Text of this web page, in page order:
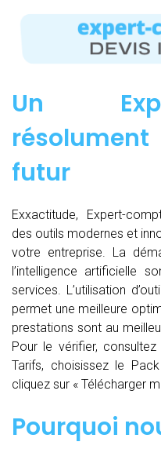
Un
futur
Exxactitude, Expert-
des outils modernes et
votre entreprise. La
l’intelligence artificielle
services. L’utilisation
permet une meilleure
prestations sont au
Pour le vérifier, consultez
Tarifs, choisissez le
cliquez sur « Télécharger
Pourquoi